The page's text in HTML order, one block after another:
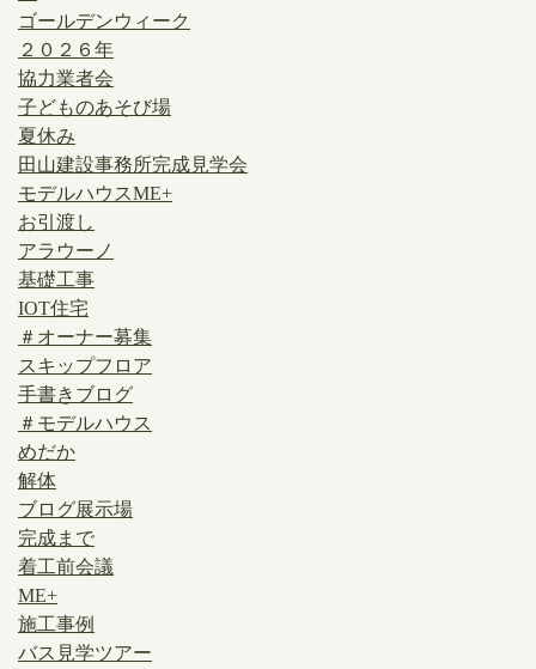
ゴールデンウィーク
２０２６年
協力業者会
子どものあそび場
夏休み
田山建設事務所完成見学会
モデルハウスME+
お引渡し
アラウーノ
基礎工事
IOT住宅
＃オーナー募集
スキップフロア
手書きブログ
＃モデルハウス
めだか
解体
ブログ展示場
完成まで
着工前会議
ME+
施工事例
バス見学ツアー